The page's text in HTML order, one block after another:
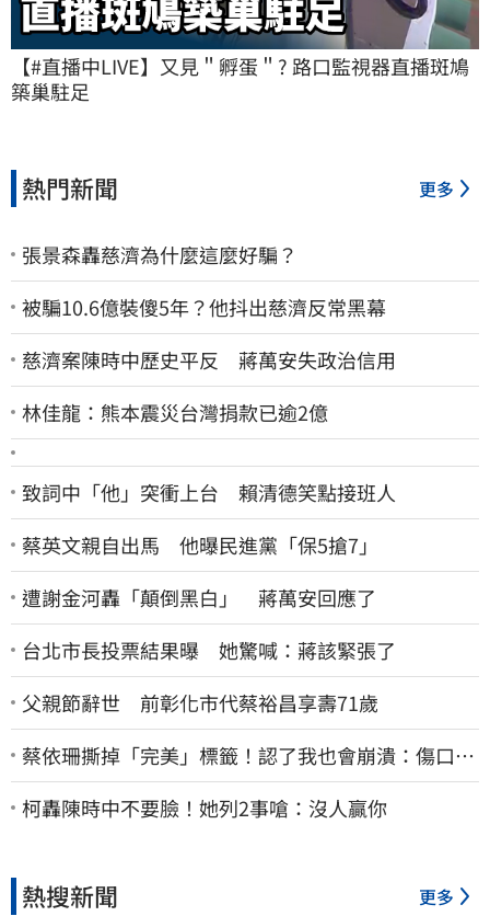
【#直播中LIVE】又見＂孵蛋＂? 路口監視器直播斑鳩
築巢駐足
熱門新聞 更多
張景森轟慈濟為什麼這麼好騙？
被騙10.6億裝傻5年？他抖出慈濟反常黑幕
慈濟案陳時中歷史平反 蔣萬安失政治信用
林佳龍：熊本震災台灣捐款已逾2億
致詞中「他」突衝上台 賴清德笑點接班人
蔡英文親自出馬 他曝民進黨「保5搶7」
遭謝金河轟「顛倒黑白」 蔣萬安回應了
台北市長投票結果曝 她驚喊：蔣該緊張了
父親節辭世 前彰化市代蔡裕昌享壽71歲
蔡依珊撕掉「完美」標籤！認了我也會崩潰：傷口終
究會癒合
柯轟陳時中不要臉！她列2事嗆：沒人贏你
熱搜新聞 更多